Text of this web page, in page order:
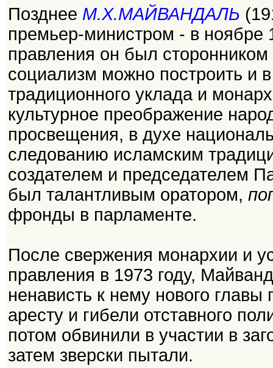
Позднее М.Х.МАЙВАНДАЛЬ
премьер-министром - в ноябре
правления он был сторонником
социализм можно построить и
традиционного уклада и
культурное преображение
просвещения, в духе
следованию исламским
создателем и председателем
был талантливым оратором,
фронды в парламенте.
После свержения монархии и
правления в 1973 году,
ненависть к нему нового
аресту и гибели отставного
потом обвинили в участии в
затем зверски пытали.